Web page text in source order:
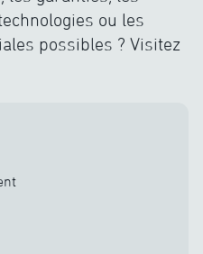
ou les
possibles ? Visitez